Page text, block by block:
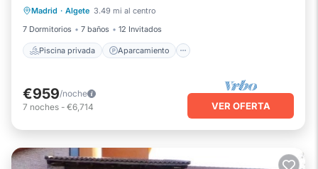
Madrid · Algete 3.49 mi al centro
7 Dormitorios
7 baños 12 Invitados
Piscina privada Aparcamiento
Piscina
Balcón/Terraza
€959/noche
7 noches - €6,714 VER OFERTA